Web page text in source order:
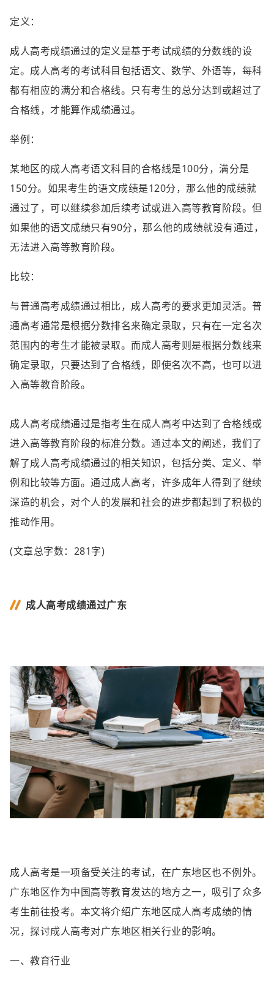
定义：
成人高考成绩通过的定义是基于考试成绩的分数线的设
定。成人高考的考试科目包括语文、数学、外语等，每科
都有相应的满分和合格线。只有考生的总分达到或超过了
合格线，才能算作成绩通过。
举例：
某地区的成人高考语文科目的合格线是100分，满分是
150分。如果考生的语文成绩是120分，那么他的成绩就
通过了，可以继续参加后续考试或进入高等教育阶段。但
如果他的语文成绩只有90分，那么他的成绩就没有通过，
无法进入高等教育阶段。
比较：
与普通高考成绩通过相比，成人高考的要求更加灵活。普
通高考通常是根据分数排名来确定录取，只有在一定名次
范围内的考生才能被录取。而成人高考则是根据分数线来
确定录取，只要达到了合格线，即使名次不高，也可以进
入高等教育阶段。
成人高考成绩通过是指考生在成人高考中达到了合格线或
进入高等教育阶段的标准分数。通过本文的阐述，我们了
解了成人高考成绩通过的相关知识，包括分类、定义、举
例和比较等方面。通过成人高考，许多成年人得到了继续
深造的机会，对个人的发展和社会的进步都起到了积极的
推动作用。
(文章总字数：281字)
成人高考成绩通过广东
成人高考是一项备受关注的考试，在广东地区也不例外。
广东地区作为中国高等教育发达的地方之一，吸引了众多
考生前往投考。本文将介绍广东地区成人高考成绩的情
况，探讨成人高考对广东地区相关行业的影响。
一、教育行业